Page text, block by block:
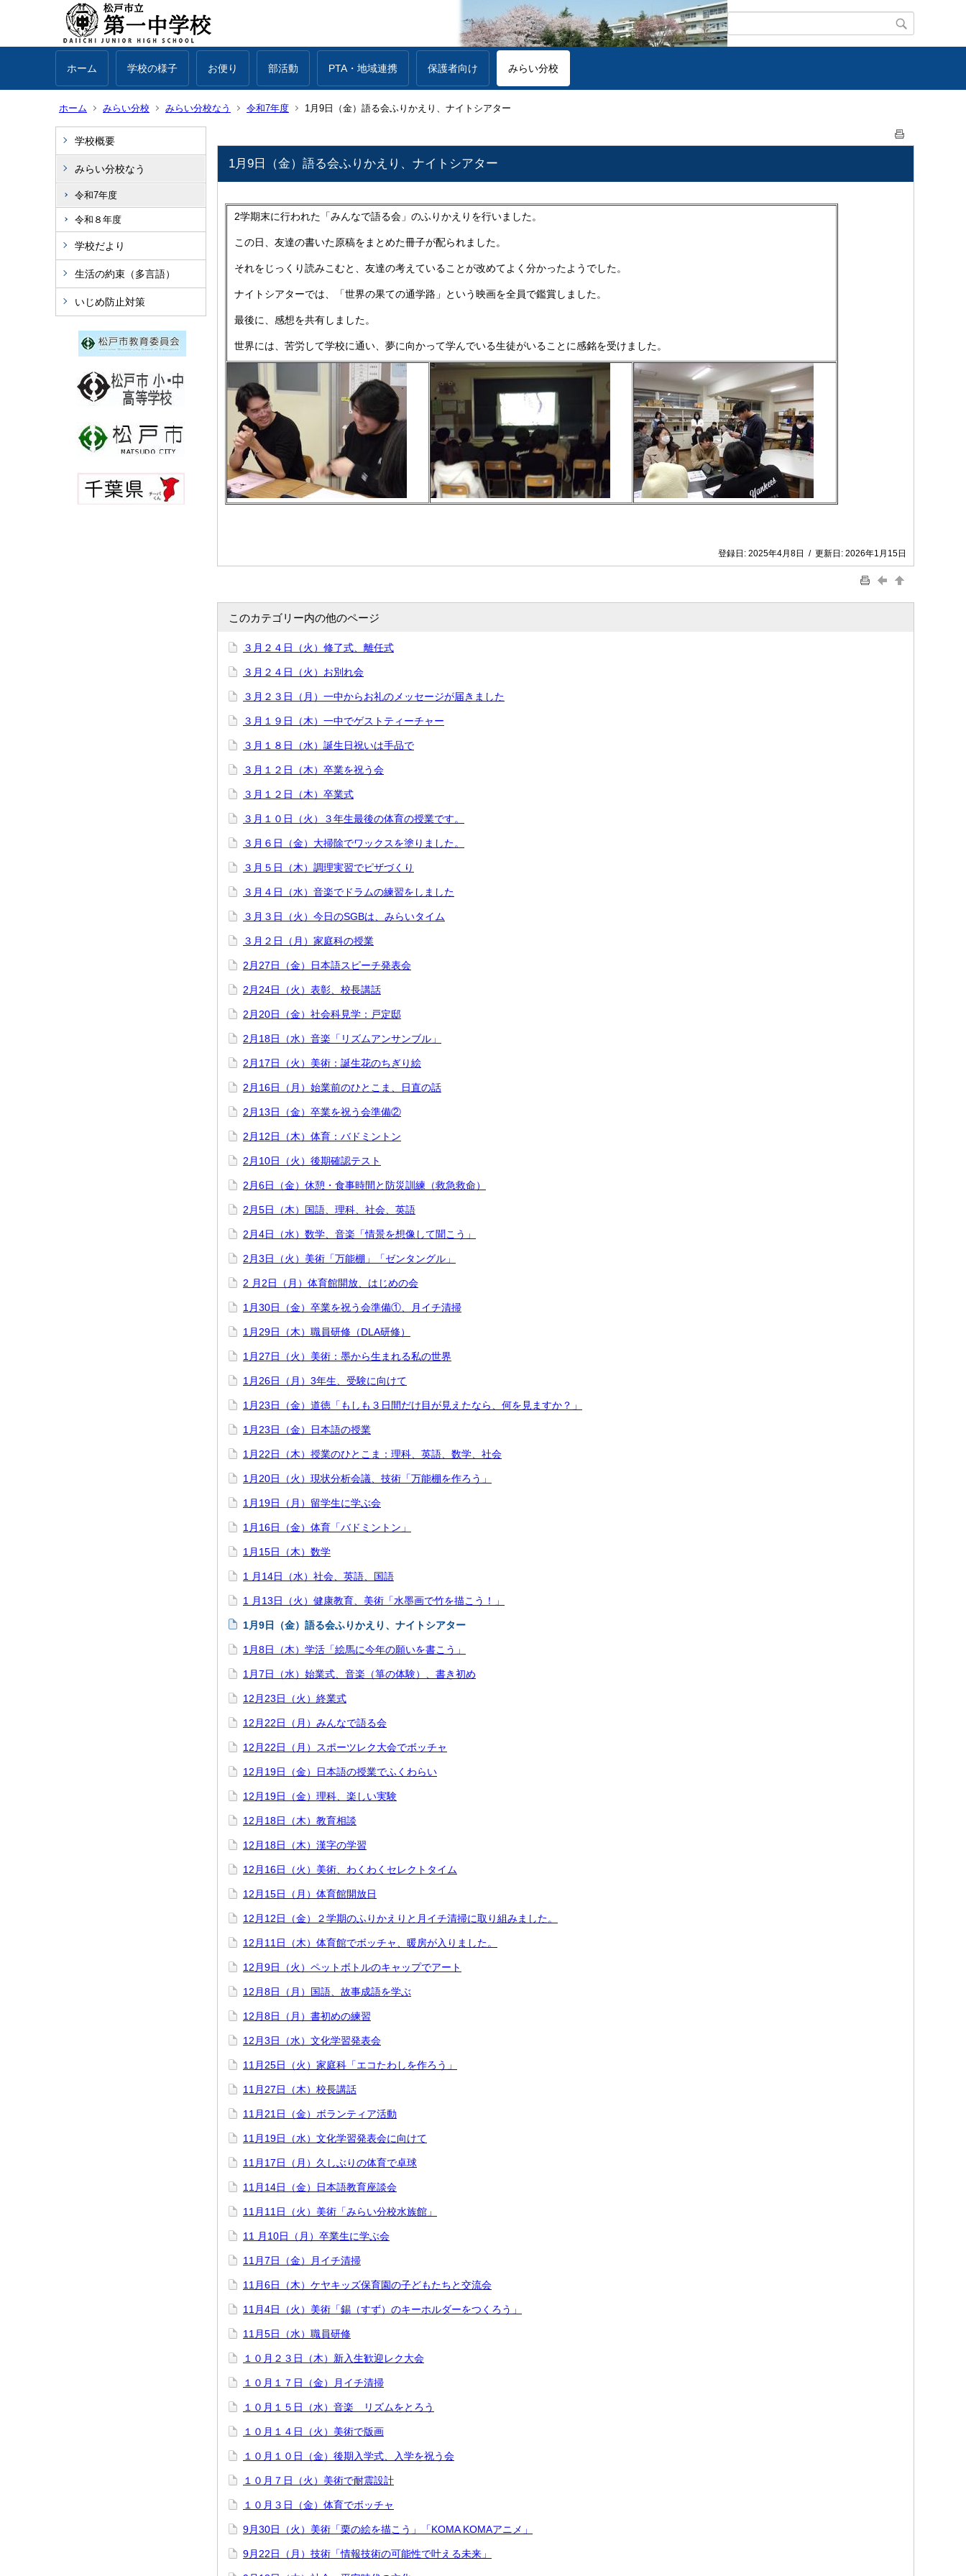
ホーム 学校の様子 お便り 部活動 PTA・地域連携 保護者向け みらい分校
ホーム みらい分校 みらい分校なう 令和7年度 1月9日（金）語る会ふりかえり、ナイトシアター
学校概要
みらい分校なう
令和7年度
令和８年度
学校だより
生活の約束（多言語）
いじめ防止対策
1月9日（金）語る会ふりかえり、ナイトシアター
2学期末に行われた「みんなで語る会」のふりかえりを行いました。
この日、友達の書いた原稿をまとめた冊子が配られました。
それをじっくり読みこむと、友達の考えていることが改めてよく分かったようでした。
ナイトシアターでは、「世界の果ての通学路」という映画を全員で鑑賞しました。
最後に、感想を共有しました。
世界には、苦労して学校に通い、夢に向かって学んでいる生徒がいることに感銘を受けました。
登録日: 2025年4月8日 / 更新日: 2026年1月15日
このカテゴリー内の他のページ
３月２４日（火）修了式、離任式
３月２４日（火）お別れ会
３月２３日（月）一中からお礼のメッセージが届きました
３月１９日（木）一中でゲストティーチャー
３月１８日（水）誕生日祝いは手品で
３月１２日（木）卒業を祝う会
３月１２日（木）卒業式
３月１０日（火）３年生最後の体育の授業です。
３月６日（金）大掃除でワックスを塗りました。
３月５日（木）調理実習でピザづくり
３月４日（水）音楽でドラムの練習をしました
３月３日（火）今日のSGBは、みらいタイム
３月２日（月）家庭科の授業
2月27日（金）日本語スピーチ発表会
2月24日（火）表彰、校長講話
2月20日（金）社会科見学：戸定邸
2月18日（水）音楽「リズムアンサンブル」
2月17日（火）美術：誕生花のちぎり絵
2月16日（月）始業前のひとこま、日直の話
2月13日（金）卒業を祝う会準備②
2月12日（木）体育：バドミントン
2月10日（火）後期確認テスト
2月6日（金）休憩・食事時間と防災訓練（救急救命）
2月5日（木）国語、理科、社会、英語
2月4日（水）数学、音楽「情景を想像して聞こう」
2月3日（火）美術「万能棚」「ゼンタングル」
2 月2日（月）体育館開放、はじめの会
1月30日（金）卒業を祝う会準備①、月イチ清掃
1月29日（木）職員研修（DLA研修）
1月27日（火）美術：墨から生まれる私の世界
1月26日（月）3年生、受験に向けて
1月23日（金）道徳「もしも３日間だけ目が見えたなら、何を見ますか？」
1月23日（金）日本語の授業
1月22日（木）授業のひとこま：理科、英語、数学、社会
1月20日（火）現状分析会議、技術「万能棚を作ろう」
1月19日（月）留学生に学ぶ会
1月16日（金）体育「バドミントン」
1月15日（木）数学
1 月14日（水）社会、英語、国語
1 月13日（火）健康教育、美術「水墨画で竹を描こう！」
1月9日（金）語る会ふりかえり、ナイトシアター
1月8日（木）学活「絵馬に今年の願いを書こう」
1月7日（水）始業式、音楽（箏の体験）、書き初め
12月23日（火）終業式
12月22日（月）みんなで語る会
12月22日（月）スポーツレク大会でボッチャ
12月19日（金）日本語の授業でふくわらい
12月19日（金）理科、楽しい実験
12月18日（木）教育相談
12月18日（木）漢字の学習
12月16日（火）美術、わくわくセレクトタイム
12月15日（月）体育館開放日
12月12日（金）２学期のふりかえりと月イチ清掃に取り組みました。
12月11日（木）体育館でボッチャ、暖房が入りました。
12月9日（火）ペットボトルのキャップでアート
12月8日（月）国語、故事成語を学ぶ
12月8日（月）書初めの練習
12月3日（水）文化学習発表会
11月25日（火）家庭科「エコたわしを作ろう」
11月27日（木）校長講話
11月21日（金）ボランティア活動
11月19日（水）文化学習発表会に向けて
11月17日（月）久しぶりの体育で卓球
11月14日（金）日本語教育座談会
11月11日（火）美術「みらい分校水族館」
11 月10日（月）卒業生に学ぶ会
11月7日（金）月イチ清掃
11月6日（木）ケヤキッズ保育園の子どもたちと交流会
11月4日（火）美術「錫（すず）のキーホルダーをつくろう」
11月5日（水）職員研修
１０月２３日（木）新入生歓迎レク大会
１０月１７日（金）月イチ清掃
１０月１５日（水）音楽 リズムをとろう
１０月１４日（火）美術で版画
１０月１０日（金）後期入学式、入学を祝う会
１０月７日（火）美術で耐震設計
１０月３日（金）体育でボッチャ
9月30日（火）美術「栗の絵を描こう」「KOMA KOMAアニメ」
9月22日（月）技術「情報技術の可能性で叶える未来」